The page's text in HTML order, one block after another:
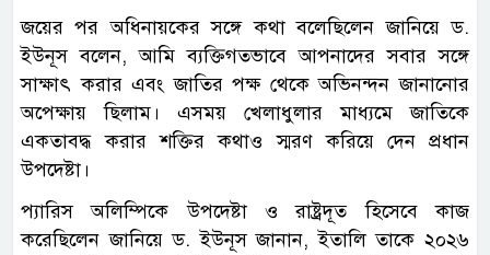
জয়ের পর অধিনায়কের সঙ্গে কথা বলেছিলেন জানিয়ে ড.
ইউনূস বলেন, আমি ব্যক্তিগতভাবে আপনাদের সবার সঙ্গে
সাক্ষাৎ করার এবং জাতির পক্ষ থেকে অভিনন্দন জানানোর
অপেক্ষায় ছিলাম। এসময় খেলাধুলার মাধ্যমে জাতিকে
একতাবদ্ধ করার শক্তির কথাও স্মরণ করিয়ে দেন প্রধান
উপদেষ্টা।
প্যারিস অলিম্পিকে উপদেষ্টা ও রাষ্ট্রদূত হিসেবে কাজ
করেছিলেন জানিয়ে ড. ইউনূস জানান, ইতালি তাকে ২০২৬